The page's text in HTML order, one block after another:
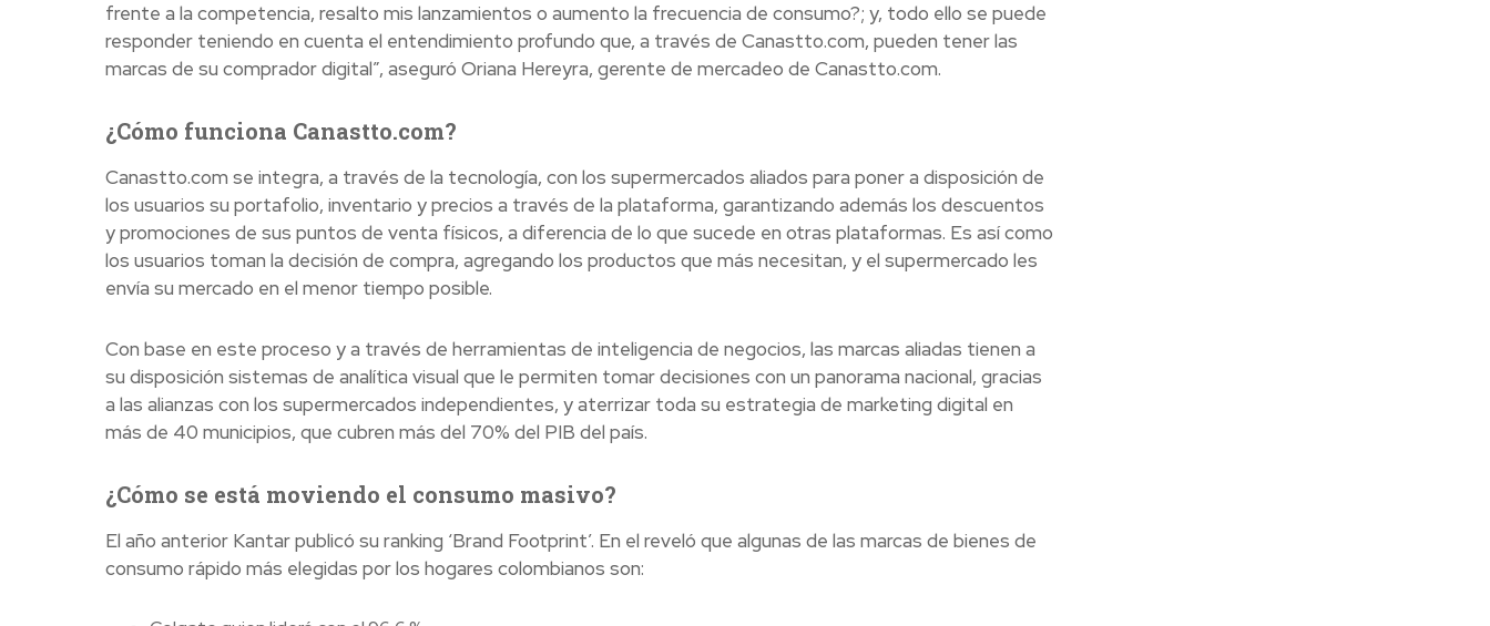
frente a la competencia, resalto mis lanzamientos o aumento la frecuencia de consumo?; y, todo ello se puede
responder teniendo en cuenta el entendimiento profundo que, a través de Canastto.com, pueden tener las
marcas de su comprador digital”, aseguró Oriana Hereyra, gerente de mercadeo de Canastto.com.
¿Cómo funciona Canastto.com?
Canastto.com se integra, a través de la tecnología, con los supermercados aliados para poner a disposición de
los usuarios su portafolio, inventario y precios a través de la plataforma, garantizando además los descuentos
y promociones de sus puntos de venta físicos, a diferencia de lo que sucede en otras plataformas. Es así como
los usuarios toman la decisión de compra, agregando los productos que más necesitan, y el supermercado les
envía su mercado en el menor tiempo posible.
Con base en este proceso y a través de herramientas de inteligencia de negocios, las marcas aliadas tienen a
su disposición sistemas de analítica visual que le permiten tomar decisiones con un panorama nacional, gracias
a las alianzas con los supermercados independientes, y aterrizar toda su estrategia de marketing digital en
más de 40 municipios, que cubren más del 70% del PIB del país.
¿Cómo se está moviendo el consumo masivo?
El año anterior Kantar publicó su ranking ‘Brand Footprint’. En el reveló que algunas de las marcas de bienes de
consumo rápido más elegidas por los hogares colombianos son: